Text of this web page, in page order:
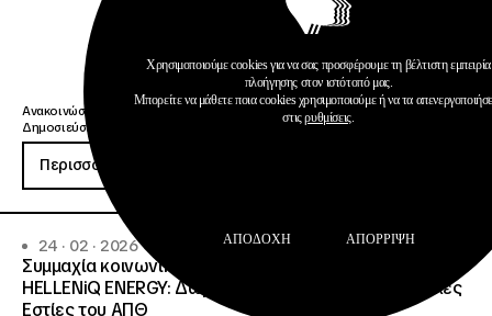
Ανακοινώσεις
Δημοσιεύσεις
Περισσότερα
24 · 02 · 2026
Συμμαχία κοινωνικής ευθύνης από ΙΝΕΔΙΒΙΜ, ΑΠΘ και
HELLENiQ ENERGY: Δωρεά εξοπλισμού στις Φοιτητικές
Εστίες του ΑΠΘ
Χρησιμοποιούμε cookies για να σας προσφέρουμε τη βέλτιστη εμπειρία
πλοήγησης στον ιστότοπό μας.
Μπορείτε να μάθετε ποια cookies χρησιμοποιούμε ή να τα
στιςρυθμίσεις.
ΑΠΟΔΟΧΉ ΑΠΌΡΡΙΨΗ